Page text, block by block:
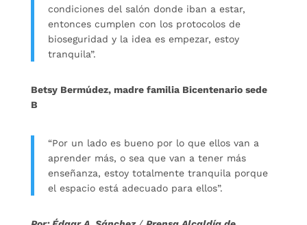
condiciones del salón donde iban a estar,
entonces cumplen con los protocolos de
bioseguridad y la idea es empezar, estoy
tranquila”.
Betsy Bermúdez, madre familia Bicentenario sede
B
“Por un lado es bueno por lo que ellos van a
aprender más, o sea que van a tener más
enseñanza, estoy totalmente tranquila porque
el espacio está adecuado para ellos”.